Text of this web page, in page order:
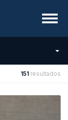
Menu
151 resultados